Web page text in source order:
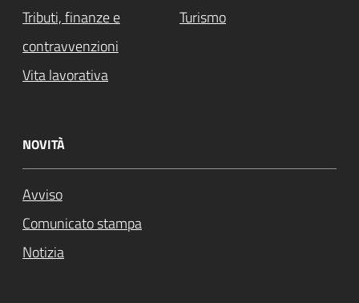
Tributi, finanze e
contravvenzioni
Turismo
Vita lavorativa
NOVITÀ
Avviso
Comunicato stampa
Notizia